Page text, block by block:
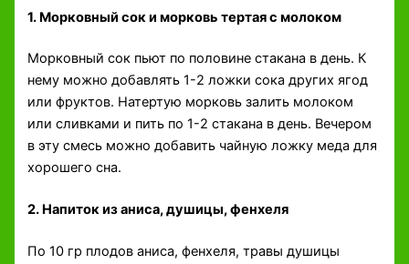
1. Морковный сок и морковь тертая с молоком
Морковный сок пьют по половине стакана в день. К
нему можно добавлять 1-2 ложки сока других ягод
или фруктов. Натертую морковь залить молоком
или сливками и пить по 1-2 стакана в день. Вечером
в эту смесь можно добавить чайную ложку меда для
хорошего сна.
2. Напиток из аниса, душицы, фенхеля
По 10 гр плодов аниса, фенхеля, травы душицы